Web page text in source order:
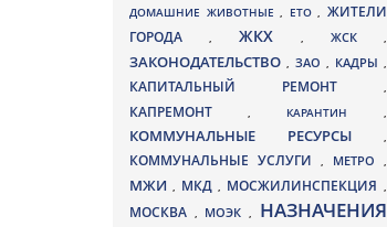
ДОМАШНИЕ ЖИВОТНЫЕ , ЕТО , ЖИТЕЛИ
ГОРОДА
, ЖКХ , ЖСК ,
ЗАКОНОДАТЕЛЬСТВО , ЗАО , КАДРЫ ,
КАПИТАЛЬНЫЙ РЕМОНТ ,
КАПРЕМОНТ , КАРАНТИН ,
КОММУНАЛЬНЫЕ РЕСУРСЫ ,
КОММУНАЛЬНЫЕ УСЛУГИ , МЕТРО ,
МЖИ, МКД , МОСЖИЛИНСПЕКЦИЯ ,
МОСКВА , МОЭК ,
НАЗНАЧЕНИЯ